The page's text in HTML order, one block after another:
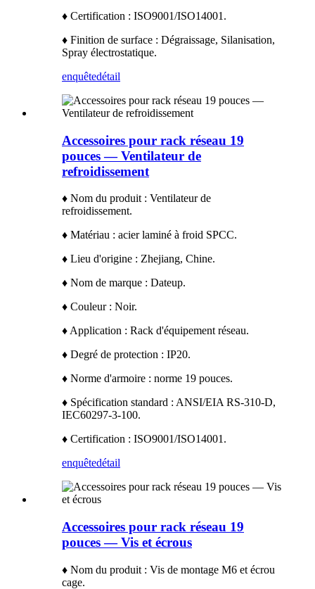
♦ Certification : ISO9001/ISO14001.
♦ Finition de surface : Dégraissage, Silanisation,
Spray électrostatique.
enquêtedétail
Accessoires pour rack réseau 19
pouces — Ventilateur de
refroidissement
♦ Nom du produit : Ventilateur de
refroidissement.
♦ Matériau : acier laminé à froid SPCC.
♦ Lieu d'origine : Zhejiang, Chine.
♦ Nom de marque : Dateup.
♦ Couleur : Noir.
♦ Application : Rack d'équipement réseau.
♦ Degré de protection : IP20.
♦ Norme d'armoire : norme 19 pouces.
♦ Spécification standard : ANSI/EIA RS-310-D,
IEC60297-3-100.
♦ Certification : ISO9001/ISO14001.
enquêtedétail
Accessoires pour rack réseau 19
pouces — Vis et écrous
♦ Nom du produit : Vis de montage M6 et écrou
cage.